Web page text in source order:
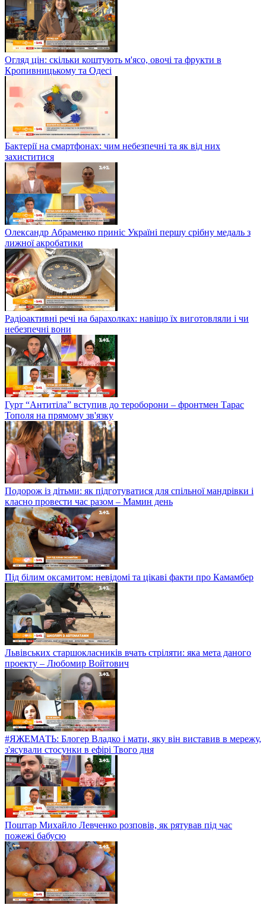
Огляд цін: скільки коштують м'ясо, овочі та фрукти в
Кропивницькому та Одесі
Бактерії на смартфонах: чим небезпечні та як від них
захиститися
Олександр Абраменко приніс Україні першу срібну медаль з
лижної акробатики
Радіоактивні речі на барахолках: навіщо їх виготовляли і чи
небезпечні вони
Гурт “Антитіла” вступив до тероборони – фронтмен Тарас
Тополя на прямому зв'язку
Подорож із дітьми: як підготуватися для спільної мандрівки і
класно провести час разом – Мамин день
Під білим оксамитом: невідомі та цікаві факти про Камамбер
Львівських старшокласників вчать стріляти: яка мета даного
проекту – Любомир Войтович
#ЯЖЕМАТЬ: Блогер Владко і мати, яку він виставив в мережу,
з'ясували стосунки в ефірі Твого дня
Поштар Михайло Левченко розповів, як рятував під час
пожежі бабусю